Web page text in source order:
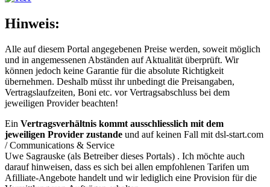
Hinweis:
Alle auf diesem Portal angegebenen Preise werden, soweit möglich
und in angemessenen Abständen auf Aktualität überprüft. Wir
können jedoch keine Garantie für die absolute Richtigkeit
übernehmen. Deshalb müsst ihr unbedingt die Preisangaben,
Vertragslaufzeiten, Boni etc. vor Vertragsabschluss bei dem
jeweiligen Provider beachten!
Ein Vertragsverhältnis kommt ausschliesslich mit dem
jeweiligen Provider zustande und auf keinen Fall mit dsl-start.com
/Communications & Service
Uwe Sagrauske (als Betreiber dieses Portals) . Ich möchte auch
darauf hinweisen, dass es sich bei allen empfohlenen Tarifen um
Afilliate-Angebote handelt und wir lediglich eine Provision für die